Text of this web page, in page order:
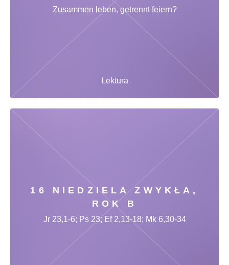
Lektura
Zusammen leben, getrennt feiern?
16 NIEDZIELA ZWYKŁA,
ROK B
Jr 23,1-6; Ps 23; Ef 2,13-18; Mk 6,30-34